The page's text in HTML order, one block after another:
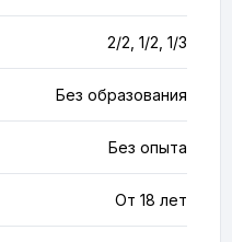
2/2, 1/2, 1/3
Без образования
Без опыта
От 18 лет